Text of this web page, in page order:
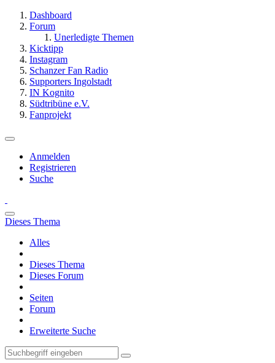
Dashboard
Forum
Unerledigte Themen
Kicktipp
Instagram
Schanzer Fan Radio
Supporters Ingolstadt
IN Kognito
Südtribüne e.V.
Fanprojekt
Anmelden
Registrieren
Suche
Dieses Thema
Alles
Dieses Thema
Dieses Forum
Seiten
Forum
Erweiterte Suche